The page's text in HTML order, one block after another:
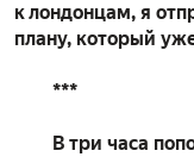
к лондонцам, я
плану, который
***
В три часа